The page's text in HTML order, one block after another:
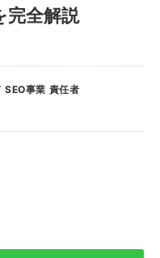
完全解説
SEO事業 責任者